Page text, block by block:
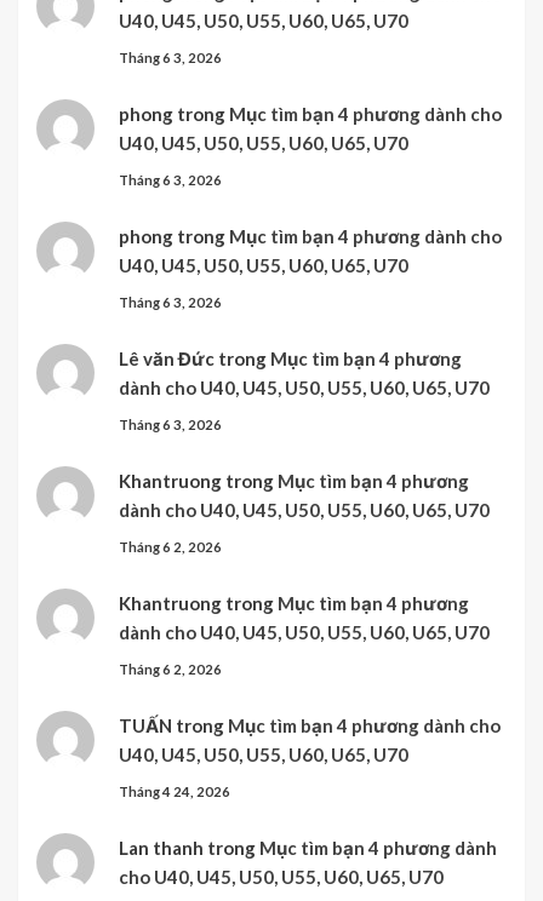
U40, U45, U50, U55, U60, U65, U70
Tháng 6 3, 2026
phong trong Mục tìm bạn 4 phương dành cho
U40, U45, U50, U55, U60, U65, U70
Tháng 6 3, 2026
phong trong Mục tìm bạn 4 phương dành cho
U40, U45, U50, U55, U60, U65, U70
Tháng 6 3, 2026
Lê văn Đức trong Mục tìm bạn 4 phương
dành cho U40, U45, U50, U55, U60, U65, U70
Tháng 6 3, 2026
Khantruong trong Mục tìm bạn 4 phương
dành cho U40, U45, U50, U55, U60, U65, U70
Tháng 6 2, 2026
Khantruong trong Mục tìm bạn 4 phương
dành cho U40, U45, U50, U55, U60, U65, U70
Tháng 6 2, 2026
TUẤN trong Mục tìm bạn 4 phương dành cho
U40, U45, U50, U55, U60, U65, U70
Tháng 4 24, 2026
Lan thanh trong Mục tìm bạn 4 phương dành
cho U40, U45, U50, U55, U60, U65, U70